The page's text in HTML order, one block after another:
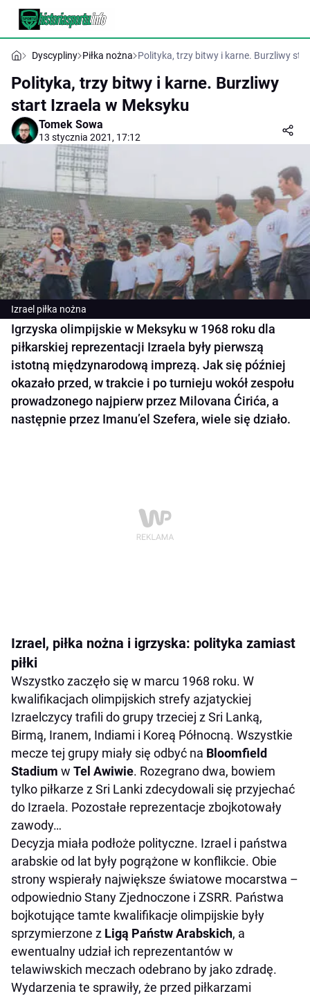
Dyscypliny Piłka nożna Polityka, trzy bitwy i karne. Burzliwy
Polityka, trzy bitwy i karne. Burzliwy
start Izraela w Meksyku
Tomek Sowa
13 stycznia 2021, 17:12
Izrael piłka nożna
Igrzyska olimpijskie w Meksyku w 1968 roku dla
piłkarskiej reprezentacji Izraela były pierwszą
istotną międzynarodową imprezą. Jak się później
okazało przed, w trakcie i po turnieju wokół zespołu
prowadzonego najpierw przez Milovana Ćirića, a
następnie przez Imanu’el Szefera, wiele się działo.
Izrael, piłka nożna i igrzyska: polityka zamiast
piłki
Wszystko zaczęło się w marcu 1968 roku. W
kwalifikacjach olimpijskich strefy azjatyckiej
Izraelczycy trafili do grupy trzeciej z Sri Lanką,
Birmą, Iranem, Indiami i Koreą Północną. Wszystkie
mecze tej grupy miały się odbyć na Bloomfield
Stadium w Tel Awiwie. Rozegrano dwa, bowiem
tylko piłkarze z Sri Lanki zdecydowali się przyjechać
do Izraela. Pozostałe reprezentacje zbojkotowały
zawody…
Decyzja miała podłoże polityczne. Izrael i państwa
arabskie od lat były pogrążone w konflikcie. Obie
strony wspierały największe światowe mocarstwa –
odpowiednio Stany Zjednoczone i ZSRR. Państwa
bojkotujące tamte kwalifikacje olimpijskie były
sprzymierzone z Ligą Państw Arabskich, a
ewentualny udział ich reprezentantów w
telawiwskich meczach odebrano by jako zdradę.
Wydarzenia te sprawiły, że przed piłkarzami